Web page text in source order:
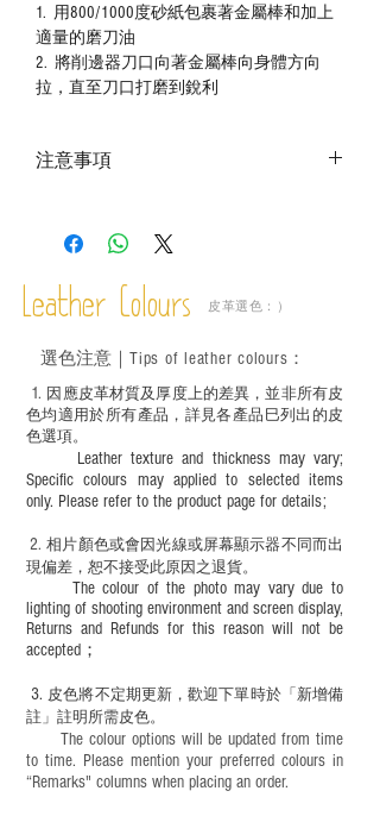
1. 用800/1000度砂紙包裹著金屬棒和加上
適量的磨刀油
2. 將削邊器刀口向著金屬棒向身體方向
拉，直至刀口打磨到銳利
注意事項
－ 此產品含有細小配件、尖銳物件，恕不
必須由成年人陪同下使用並應小心處理。
Leather Colours 皮革選色：）
1. ​ 因應皮革材質及厚度上的差異，並非所有皮
色均適用於所有產品，詳見各產品巳列出的皮
色選項。
Leather texture and thickness may vary;
Specific colours may applied to selected items
only. Please refer to the product page for details;
​2.相片顏色或會因光線或屏幕顯示器不同而出
現偏差，恕不接受此原因之退貨。
The colour of the photo may vary due to
lighting of shooting environment and screen display,
Returns and Refunds for this reason will not be
accepted；
3. 皮色將不定期更新，歡迎下單時於「新增備
註」註明 所需皮色。
The colour options will be updated from time
to time. Please mention your preferred colours in
“Remarks" columns when placing an order.
選色注意｜ Tips of leather colours ：